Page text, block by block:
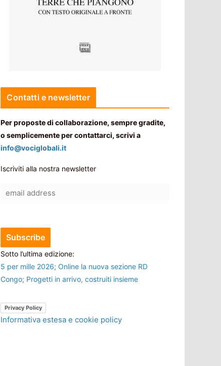
Contatti e newsletter
Per proposte di collaborazione, sempre gradite,
o semplicemente per contattarci, scrivi a
info@vociglobali.it
Iscriviti alla nostra newsletter
Sotto l’ultima edizione:
5 per mille 2026; Online la nuova sezione RD
Congo; Progetti in arrivo, costruiti insieme
Privacy Policy
Informativa estesa e cookie policy